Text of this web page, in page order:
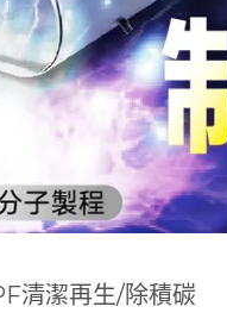
清潔再生/除積碳